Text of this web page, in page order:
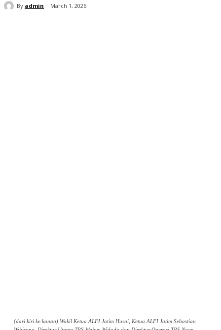
By admin March 1, 2026
(dari kiri ke kanan) Wakil Ketua ALFI Jatim Husni, Ketua ALFI Jatim Sebastian